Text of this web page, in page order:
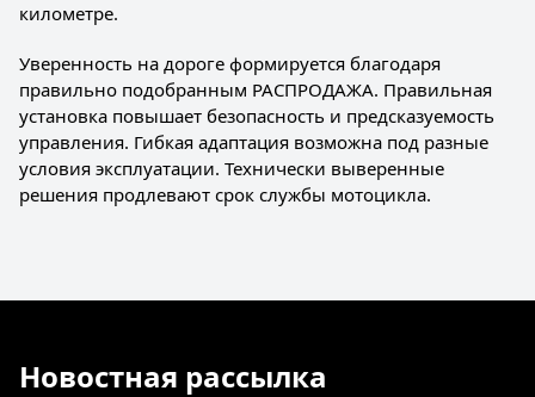
километре.
Уверенность на дороге формируется благодаря
правильно подобранным РАСПРОДАЖА. Правильная
установка повышает безопасность и предсказуемость
управления. Гибкая адаптация возможна под разные
условия эксплуатации. Технически выверенные
решения продлевают срок службы мотоцикла.
Новостная рассылка